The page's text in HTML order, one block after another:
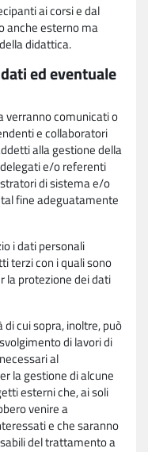
ai corsi e dal
anche esterno ma
didattica.
ed eventuale
verranno comunicati o
e collaboratori
alla gestione della
e/o referenti
di sistema e/o
fine adeguatamente
i dati personali
terzi con i quali sono
la protezione dei dati
cui sopra, inoltre, può
di lavori di
al
la gestione di alcune
esterni che, ai soli
venire a
e che saranno
del trattamento a